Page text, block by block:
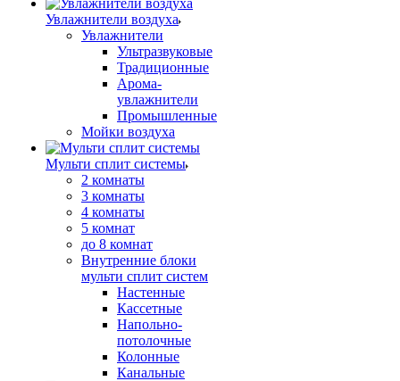
Увлажнители воздуха
Увлажнители
Ультразвуковые
Традиционные
Арома-
увлажнители
Промышленные
Мойки воздуха
Мульти сплит системы
2 комнаты
3 комнаты
4 комнаты
5 комнат
до 8 комнат
Внутренние блоки
мульти сплит систем
Настенные
Кассетные
Напольно-
потолочные
Колонные
Канальные